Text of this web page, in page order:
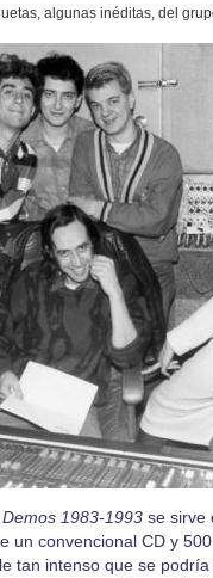
algunas inéditas, del
1983-1993se sirve
un convencional CD y
tan intenso que se